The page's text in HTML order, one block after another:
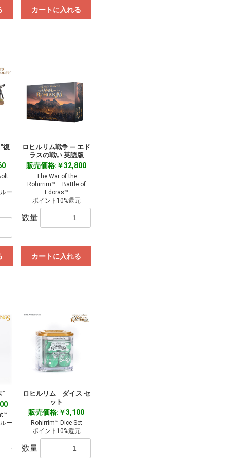
カートに入れる
復
ー
ロヒルリム戦争 ― エド
ラスの戦い 英語版
販売価格:￥32,800
The War of the
Rohirrim™ – Battle of
Edoras™
ポイント10%還元
数量
カートに入れる
ー
ロヒルリム ダイス セ
ット
販売価格:￥3,100
Rohirrim™ Dice Set
ポイント10%還元
数量